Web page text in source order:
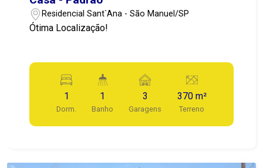
Residencial Sant`Ana - São Manuel/SP
Ótima Localização!
1
Dorm.
1
Banho
3
Garagens
370 m²
Terreno